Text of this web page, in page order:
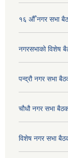
१६ औँ नगर सभा
नगरसभाको विशेष
पन्द्रौ नगर सभा
चौधौ नगर सभा
विशेष नगर सभा